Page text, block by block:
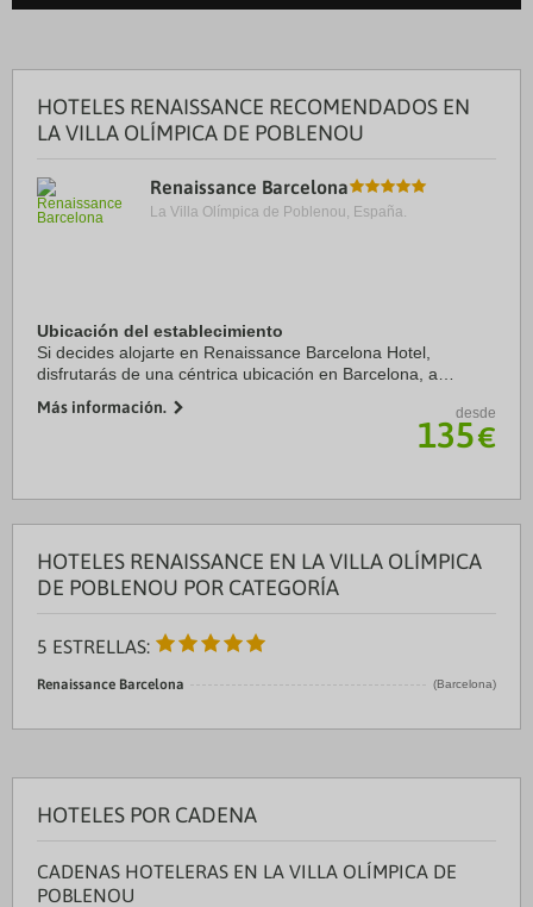
HOTELES RENAISSANCE RECOMENDADOS EN
LA VILLA OLÍMPICA DE POBLENOU
Renaissance Barcelona
La Villa Olímpica de Poblenou, España.
Ubicación del establecimiento
Si decides alojarte en Renaissance Barcelona Hotel,
disfrutarás de una céntrica ubicación en Barcelona, a
Además, este hotel de lujo se encuentra ...
Más información. desde
135€
HOTELES RENAISSANCE EN LA VILLA OLÍMPICA
DE POBLENOU POR CATEGORÍA
5 ESTRELLAS:
Renaissance Barcelona (Barcelona)
HOTELES POR CADENA
CADENAS HOTELERAS EN LA VILLA OLÍMPICA DE
POBLENOU